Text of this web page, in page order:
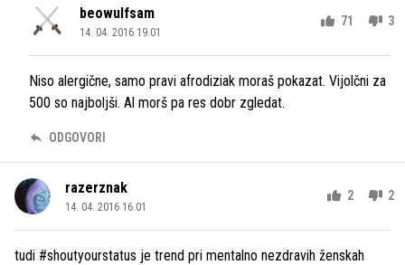
beowulfsam
14. 04. 2016 19.01
71 3
Niso alergične, samo pravi afrodiziak moraš pokazat. Vijolčni za
500 so najboljši. Al morš pa res dobr zgledat.
ODGOVORI
razerznak
14. 04. 2016 16.01
2 2
tudi #shoutyourstatus je trend pri mentalno nezdravih ženskah